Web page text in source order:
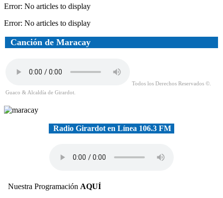
Error: No articles to display
Error: No articles to display
Canción de Maracay
Todos los Derechos Reservados ©.
Guaco & Alcaldía de Girardot.
Radio Girardot en Línea 106.3 FM
Nuestra Programación AQUÍ